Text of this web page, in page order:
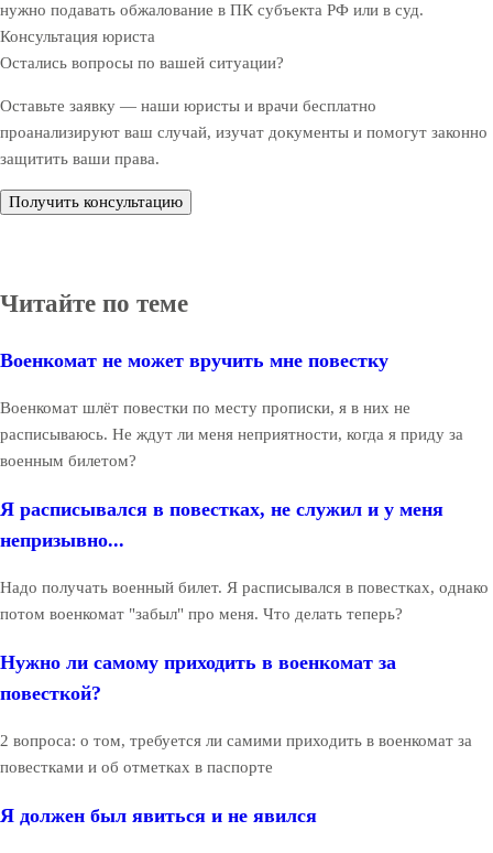
нужно подавать обжалование в ПК субъекта РФ или в суд.
Консультация юриста
Остались вопросы по вашей ситуации?
Оставьте заявку — наши юристы и врачи бесплатно
проанализируют ваш случай, изучат документы и помогут законно
защитить ваши права.
Получить консультацию
Читайте по теме
Военкомат не может вручить мне повестку
Военкомат шлёт повестки по месту прописки, я в них не
расписываюсь. Не ждут ли меня неприятности, когда я приду за
военным билетом?
Я расписывался в повестках, не служил и у меня
непризывно...
Надо получать военный билет. Я расписывался в повестках, однако
потом военкомат "забыл" про меня. Что делать теперь?
Нужно ли самому приходить в военкомат за
повесткой?
2 вопроса: о том, требуется ли самими приходить в военкомат за
повестками и об отметках в паспорте
Я должен был явиться и не явился